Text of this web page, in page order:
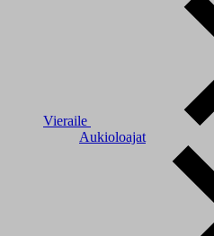
Vieraile
Aukioloajat